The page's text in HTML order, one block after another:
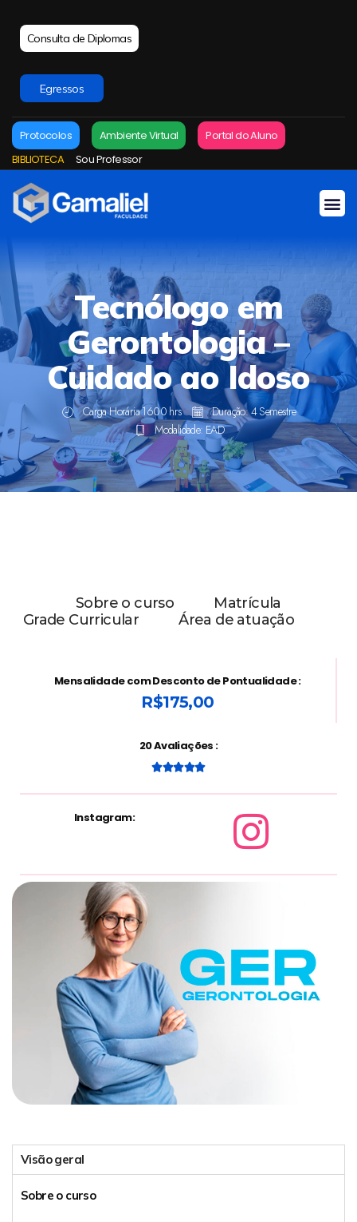
Consulta de Diplomas
Egressos
Protocolos Ambiente Virtual
Portal do Aluno
BIBLIOTECA
Sou Professor
Tecnólogo em
Gerontologia –
Cuidado ao Idoso
Carga Horária 1600 hrs
Duração: 4 Semestre
Modalidade: EAD
Sobre o curso
Matrícula
Grade Curricular
Área de atuação
Mensalidade com Desconto de Pontualidade :
R$175,00
20 Avaliações :

Instagram:
Visão geral
Sobre o curso